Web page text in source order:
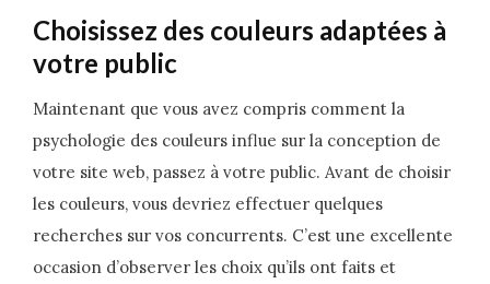
Choisissez des couleurs adaptées à
votre public
Maintenant que vous avez compris comment la
psychologie des couleurs influe sur la conception de
votre site web, passez à votre public. Avant de choisir
les couleurs, vous devriez effectuer quelques
recherches sur vos concurrents. C’est une excellente
occasion d’observer les choix qu’ils ont faits et